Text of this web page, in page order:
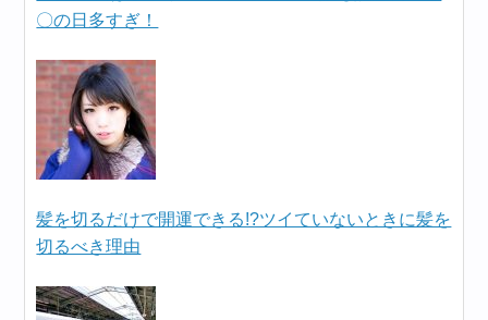
〇の日多すぎ！
髪を切るだけで開運できる!?ツイていないときに髪を
切るべき理由